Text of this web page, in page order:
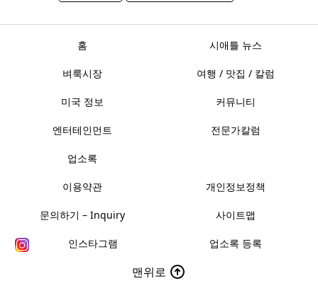
홈 시애틀 뉴스
벼룩시장 여행 / 맛집 / 칼럼
미국 정보 커뮤니티
엔터테인먼트 전문가칼럼
업소록
이용약관 개인정보정책
문의하기 – Inquiry 사이트맵
인스타그램 업소록 등록
맨위로